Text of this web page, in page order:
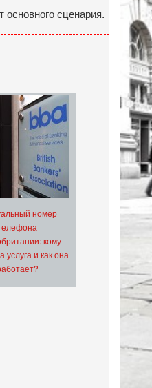
сценария.
номер
кому
услуга и как она